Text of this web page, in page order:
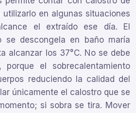
utilizarlo en algunas situaciones
el extraído ese día. El
se descongela en baño maría
alcanzar los 37°C. No se debe
porque el sobrecalentamiento
reduciendo la calidad del
únicamente el calostro que se
si sobra se tira. Mover